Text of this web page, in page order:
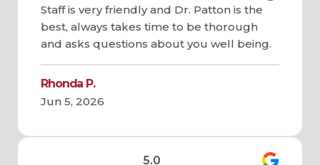
Staff is very friendly and Dr. Patton is the
best, always takes time to be thorough
and asks questions about you well being.
Rhonda P.
Jun 5, 2026
5.0